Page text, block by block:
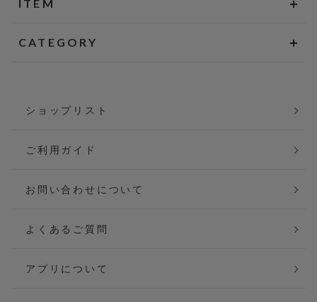
ITEM
CATEGORY
ショップリスト
ご利用ガイド
お問い合わせについて
よくあるご質問
アプリについて